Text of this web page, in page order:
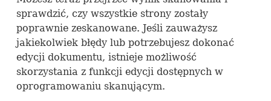
sprawdzić, czy wszystkie strony zostały
poprawnie zeskanowane. Jeśli zauważysz
jakiekolwiek błędy lub potrzebujesz dokonać
edycji dokumentu, istnieje możliwość
skorzystania z funkcji edycji dostępnych w
oprogramowaniu skanującym.